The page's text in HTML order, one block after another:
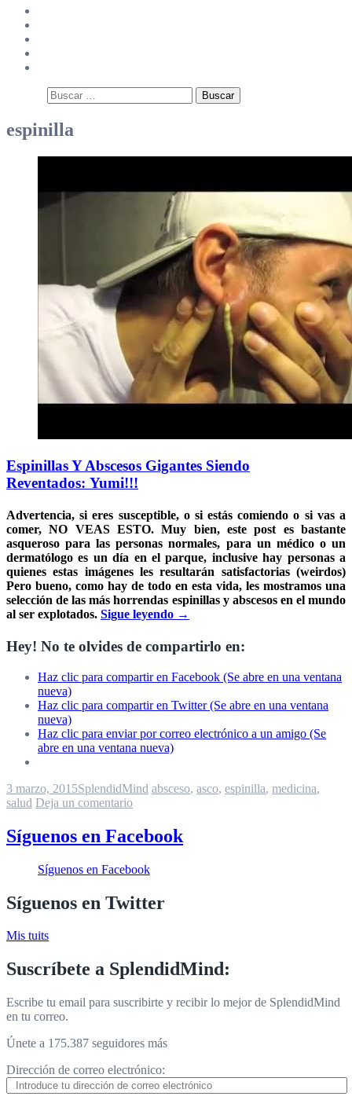
espinilla
Espinillas Y Abscesos Gigantes Siendo
Reventados: Yumi!!!
Advertencia, si eres susceptible, o si estás comiendo o si vas a
comer, NO VEAS ESTO. Muy bien, este post es bastante
asqueroso para las personasnormales, para un médicoo un
dermatólogo es un día en el parque, inclusive hay personas a
quienes estas imágenes les resultarán satisfactorias(weirdos)
Pero bueno, como hay de todo en esta vida, les mostramos una
selección de las máshorrendas espinillas y abscesos en el mundo
al ser explotados. Sigue leyendo →
Hey! No te olvides de compartirlo en:
Haz clic para compartir en Facebook (Se abre en una ventana
nueva)
Haz clic para compartir en Twitter (Se abre en una ventana
nueva)
Haz clic para enviar por correo electrónico a un amigo (Se
abre en una ventana nueva)
3 marzo, 2015SplendidMind absceso, asco, espinilla, medicina,
salud Deja un comentario
Síguenos en Facebook
Síguenos en Facebook
Síguenos en Twitter
Mis tuits
Suscríbete a SplendidMind:
Escribe tu email para suscribirte y recibir lo mejor de SplendidMind
en tu correo.
Únete a 175.387 seguidores más
Dirección de correo electrónico: